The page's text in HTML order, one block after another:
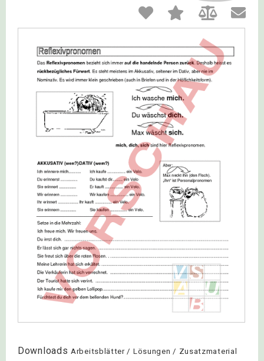
Downloads Arbeitsblätter / Lösungen / Zusatzmaterial